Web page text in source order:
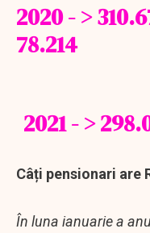
2020 - >
78.214
2021 - >
Câți pensionari are
În luna ianuarie a